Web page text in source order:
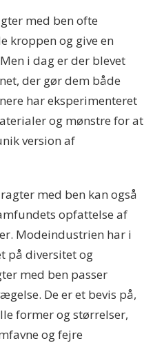
med ben ofte
kroppen og give en
i dag er der blevet
der gør dem både
har eksperimenteret
og mønstre for at
version af
med ben kan også
opfattelse af
Modeindustrien har i
på diversitet og
med ben passer
De er et bevis på,
former og størrelser,
og fejre